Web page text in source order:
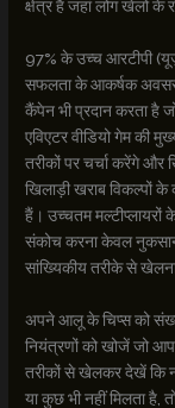
क्षेत्र है जहां लोग खेलों
97% के उच्च आरटीपी
सफलता के आकर्षक अवसर
कैंपेन भी प्रदान करता
एविएटर वीडियो गेम की
तरीकों पर चर्चा करेंगे और
खिलाड़ी खराब विकल्पों
हैं। उच्चतम मल्टीप्लायरों
संकोच करना केवल
सांख्यिकीय तरीके से
अपने आलू के चिप्स को
नियंत्रणों को खोजें जो
तरीकों से खेलकर देखें कि
या कुछ भी नहीं मिलता है,